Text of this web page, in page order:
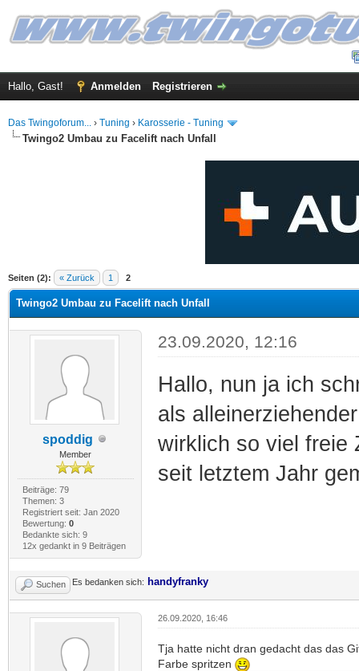
Hallo, Gast! Anmelden Registrieren
Das Twingoforum... › Tuning › Karosserie - Tuning
Twingo2 Umbau zu Facelift nach Unfall
Seiten (2): « Zurück 1 2
Durchschnitt
Twingo2 Umbau zu Facelift nach Unfall
spoddig
Member
Beiträge: 79
Themen: 3
Registriert seit: Jan 2020
Bewertung: 0
Bedankte sich: 9
12x gedankt in 9 Beiträgen
23.09.2020, 12:16
Hallo, nun ja ich
als
wirklich so viel freie
seit letztem Jahr
Suchen Es bedanken sich: handyfranky
26.09.2020, 16:46
Tja hatte nicht dran gedacht das das
Farbe spritzen